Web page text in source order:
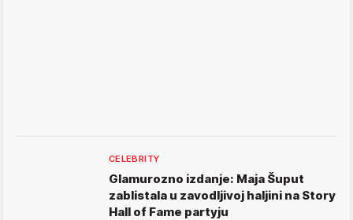
CELEBRITY
Glamurozno izdanje: Maja Šuput
zablistala u zavodljivoj haljini na Story
Hall of Fame partyju